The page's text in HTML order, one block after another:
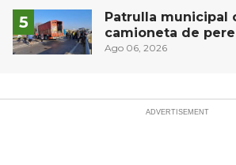
Patrulla municipal
camioneta de
en la autopista
Ago 06, 2026